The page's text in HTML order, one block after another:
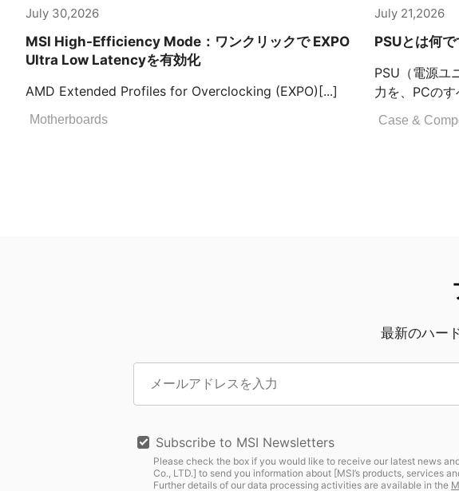
July 30,2026
MSI High-Efficiency Mode：ワンクリックで EXPO
Ultra Low Latencyを有効化
AMD Extended Profiles for Overclocking (EXPO)[...]
Motherboards
July 21,2026
PSUとは何
PSU（電源ユ
力を、PCの
Case &
最新のハー
Subscribe to MSI Newsletters
Please check the box if you would like to receive our latest news
Co., LTD.] to send you information about [MSI’s products, services
Further details of our data processing activities are available in the